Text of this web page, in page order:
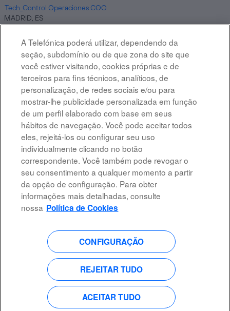
Tech_Control Operaciones COO
MADRID, ES
7 de ago. de 2026
Altostratus_Cloud Architect Google
MADRID, ES
7 de ago. de 2026
Resultados
Advertência legal
Acessibilidade
Proteção de dados
b
e
m
a
A
b
r
e
e
m
u
m
a
A
b
r
e
e
m
u
m
a
A Telefónica poderá utilizar, dependendo da
seção, subdomínio ou de que zona do site que
você estiver visitando, cookies próprias e de
terceiros para fins técnicos, analíticos, de
personalização, de redes sociais e/ou para
mostrar-lhe publicidade personalizada em função
de um perfil elaborado com base em seus
hábitos de navegação. Você pode aceitar todos
eles, rejeitá-los ou configurar seu uso
individualmente clicando no botão
correspondente. Você também pode revogar o
seu consentimento a qualquer momento a partir
da opção de configuração. Para obter
informações mais detalhadas, consulte
nossa Política de Cookies
CONFIGURAÇÃO
REJEITAR TUDO
ACEITAR TUDO